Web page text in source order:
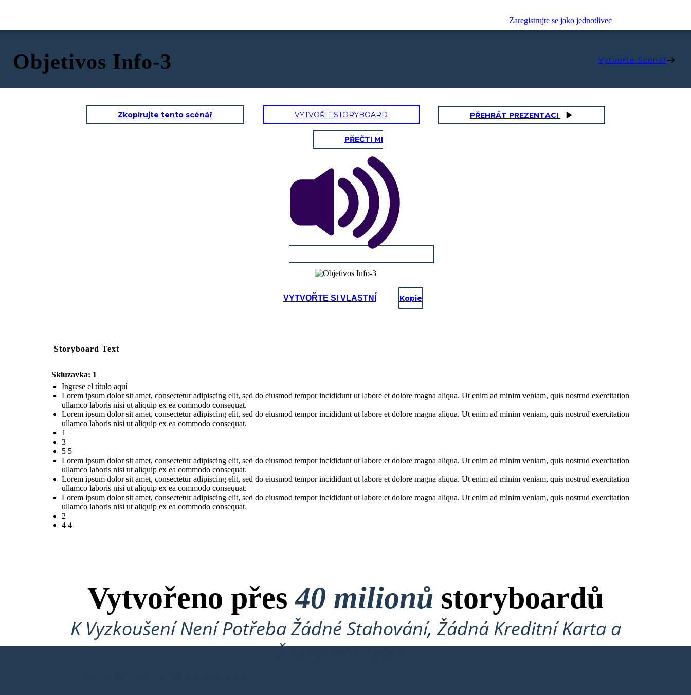
Zaregistrujte se jako jednotlivec
Objetivos Info-3 Vytvořte Scénář
Zkopírujte tento scénář VYTVOŘIT STORYBOARD PŘEHRÁT PREZENTACI
PŘEČTI MI
VYTVOŘTE SI VLASTNÍ Kopie
Storyboard Text
Skluzavka: 1
Ingrese el título aquí
Lorem ipsum dolor sit amet, consectetur adipiscing elit, sed do eiusmod tempor incididunt ut labore et dolore magna aliqua. Ut enim ad minim veniam, quis nostrud exercitation
ullamco laboris nisi ut aliquip ex ea commodo consequat.
Lorem ipsum dolor sit amet, consectetur adipiscing elit, sed do eiusmod tempor incididunt ut labore et dolore magna aliqua. Ut enim ad minim veniam, quis nostrud exercitation
ullamco laboris nisi ut aliquip ex ea commodo consequat.
1
3
5 5
Lorem ipsum dolor sit amet, consectetur adipiscing elit, sed do eiusmod tempor incididunt ut labore et dolore magna aliqua. Ut enim ad minim veniam, quis nostrud exercitation
ullamco laboris nisi ut aliquip ex ea commodo consequat.
Lorem ipsum dolor sit amet, consectetur adipiscing elit, sed do eiusmod tempor incididunt ut labore et dolore magna aliqua. Ut enim ad minim veniam, quis nostrud exercitation
ullamco laboris nisi ut aliquip ex ea commodo consequat.
Lorem ipsum dolor sit amet, consectetur adipiscing elit, sed do eiusmod tempor incididunt ut labore et dolore magna aliqua. Ut enim ad minim veniam, quis nostrud exercitation
ullamco laboris nisi ut aliquip ex ea commodo consequat.
2
4 4
Vytvořeno přes40 milionů storyboardů
K Vyzkoušení Není Potřeba Žádné Stahování, Žádná Kreditní Karta a
Žádné Přihlášení!